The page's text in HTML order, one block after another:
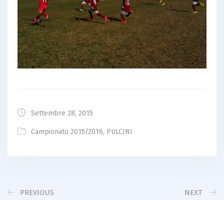
Settembre 28, 2015
Campionato 2015/2016, PULCINI
PREVIOUS NEXT